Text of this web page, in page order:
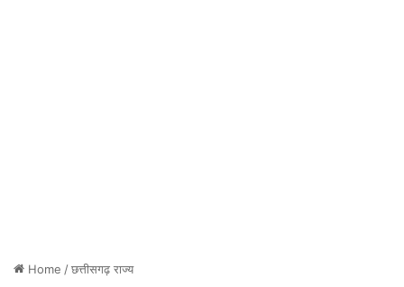
Home /छत्तीसगढ़ राज्य